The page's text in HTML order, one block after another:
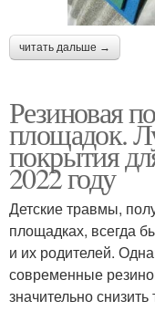
читать дальше →
Резиновая
площадок.
покрытия
2022 году
Детские травмы,
площадках, всегда
и их родителей.
современные
значительно